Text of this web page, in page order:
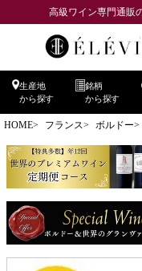
高級ワイン専門通販
生産地
から探す
銘柄
から探す
HOME フランス ボルドー